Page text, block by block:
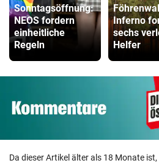
Sonntagsöffnung:
NEOS fordern
einheitliche
Regeln
Inferno
sechs
Helfer
Da dieser Artikel älter als 18 Monate